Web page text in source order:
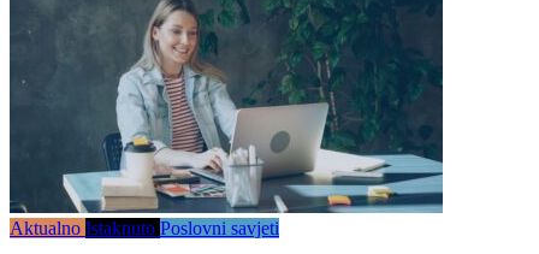
Aktualno Istaknuto Poslovni savjeti